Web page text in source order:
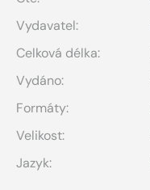
Vydavatel:
Celková délka:
Vydáno:
Formáty:
Velikost:
Jazyk: